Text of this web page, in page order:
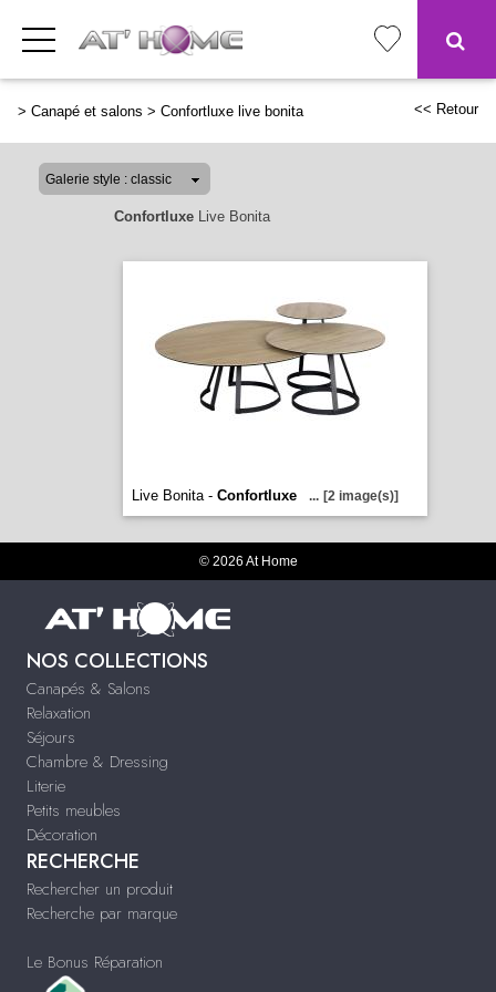
> Canapé et salons > Confortluxe live bonita << Retour
ConfortluxeLive Bonita
Live Bonita - Confortluxe ... [2 image(s)]
© 2026 At Home
NOS COLLECTIONS
Canapés & Salons
Relaxation
Séjours
Chambre & Dressing
Literie
Petits meubles
Décoration
RECHERCHE
Rechercher un produit
Recherche par marque
Le Bonus Réparation